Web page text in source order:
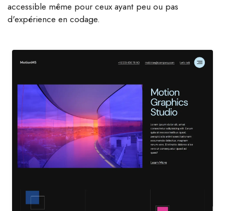
accessible même pour ceux ayant peu ou pas
d'expérience en codage.